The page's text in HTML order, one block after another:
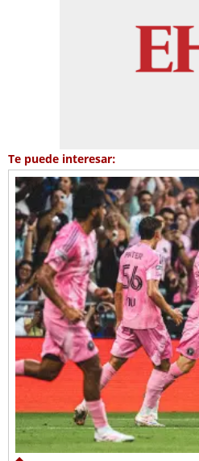
Te puede interesar: